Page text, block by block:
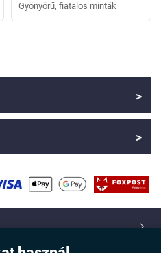
Gyönyörű, fiatalos minták
>
>
